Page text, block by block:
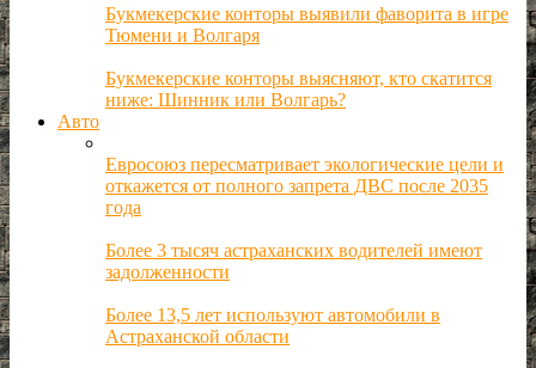
Букмекерские конторы выявили фаворита в игре
Тюмени и Волгаря
Букмекерские конторы выясняют, кто скатится
ниже: Шинник или Волгарь?
Авто
Евросоюз пересматривает экологические цели и
откажется от полного запрета ДВС после 2035
года
Более 3 тысяч астраханских водителей имеют
задолженности
Более 13,5 лет используют автомобили в
Астраханской области